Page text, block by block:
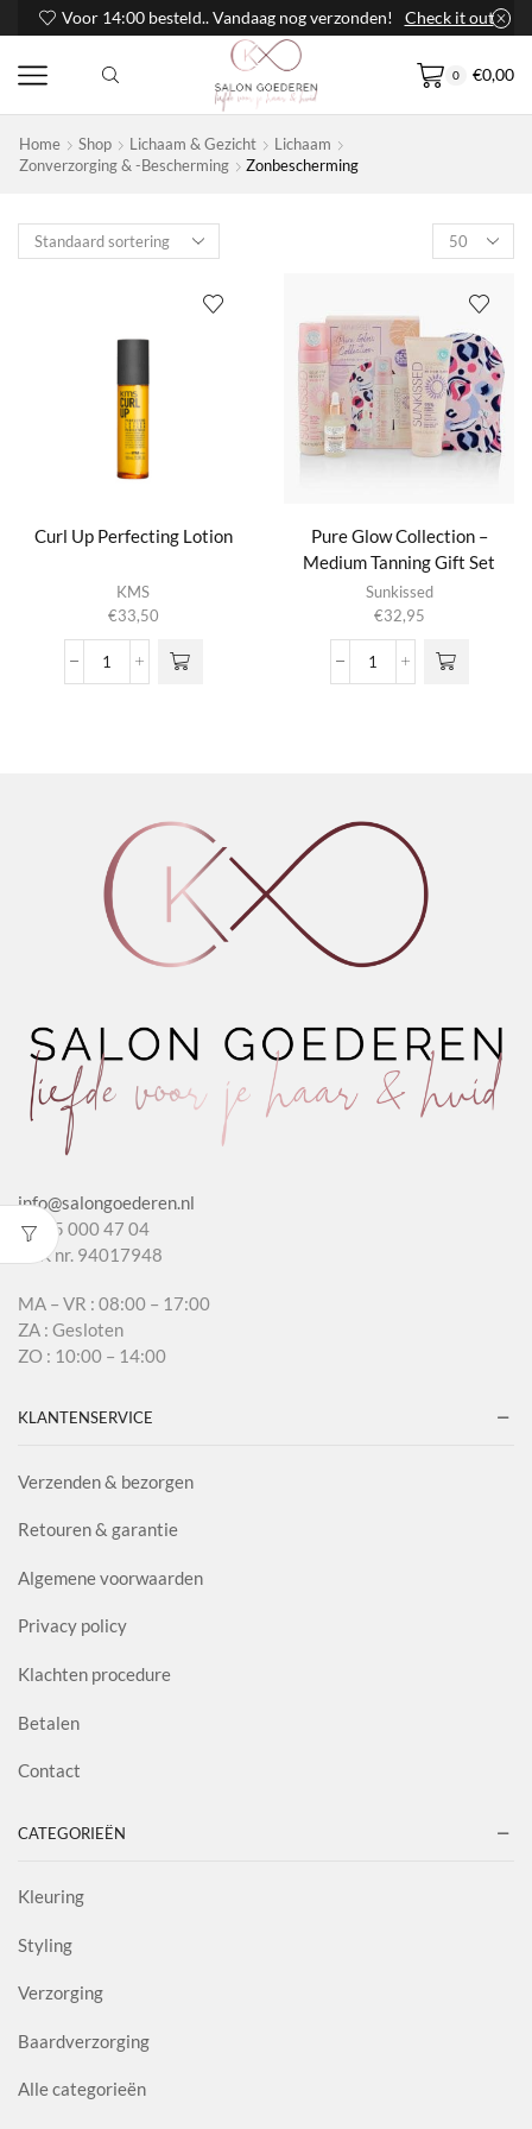
Voor 14:00 besteld.. Vandaag nog verzonden! Check it out
0 €0,00
Home Shop Lichaam & Gezicht
Lichaam
Zonverzorging & -bescherming
Zonbescherming
Products
per
Curl Up Perfecting Lotion
KMS
€33,50
Curl
Pure Glow Collection –
Medium Tanning Gift Set
Sunkissed
€32,95
Pure
Set
aantal
info@salongoederen.nl
T 085 000 47 04
KvK nr. 94017948
MA – VR : 08:00 – 17:00
ZA : Gesloten
ZO : 10:00 – 14:00
KLANTENSERVICE
Verzenden & bezorgen
Retouren & garantie
Algemene voorwaarden
Privacy policy
Klachten procedure
Betalen
Contact
CATEGORIEËN
Kleuring
Styling
Verzorging
Baardverzorging
Alle categorieën